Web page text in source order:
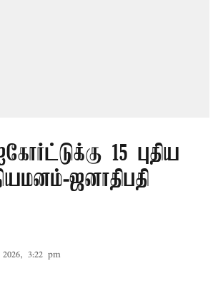
15 புதிய
ஜனாதிபதி
3:22 pm